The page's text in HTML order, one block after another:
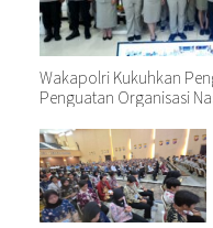
Wakapolri Kukuhkan
Penguatan Organisasi